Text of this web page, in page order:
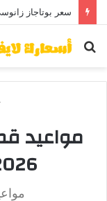
سعر بوتاجاز
بحث
مواعيد
2026 وأسعار